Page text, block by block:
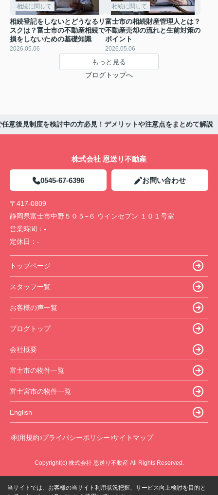
相続に関して
相続登記をしないとどうなるリ
スクは？富士市の不動産相続で
損をしないための基礎知識
2026.05.06
相続に関して
富士市の相続財産管理人とは？
不動産売却の流れと生前対策の
ポイント
2026.05.06
もっと見る
ブログトップへ
任意後見制度を検討中の方必見！デメリットや注意点をまとめて解説
株式会社 恩送り不動産
0545-67-6396 お問い合わせ
〒417-0809
静岡県富士市中野５０５−６ ウインセブン １０１号室
営業時間： -
定休日： -
トップページ
スタッフ一覧
お客様の声一覧
ブログトップ
会社概要
富士市の物件一覧
富士宮市の物件一覧
English
利用規約 プライバシーポリシー サイトマップ
Copyright(c) 株式会社 恩送り不動産 All Rights Reserved.
当サイトでは、お客様の当サイト利用状況把握、サービス向上検討を目的と